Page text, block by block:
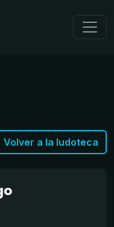
Volver a la ludoteca